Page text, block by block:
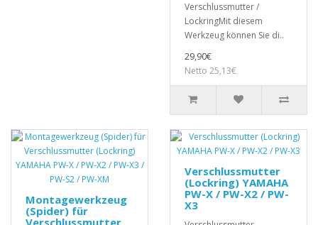
Verschlussmutter /
LockringMit diesem
Werkzeug können Sie di..
29,90€
Netto 25,13€
Montagewerkzeug
(Spider) für
Verschlussmutter
(Lockring) YAMAHA
PW-X / PW-X2 / PW-
X3